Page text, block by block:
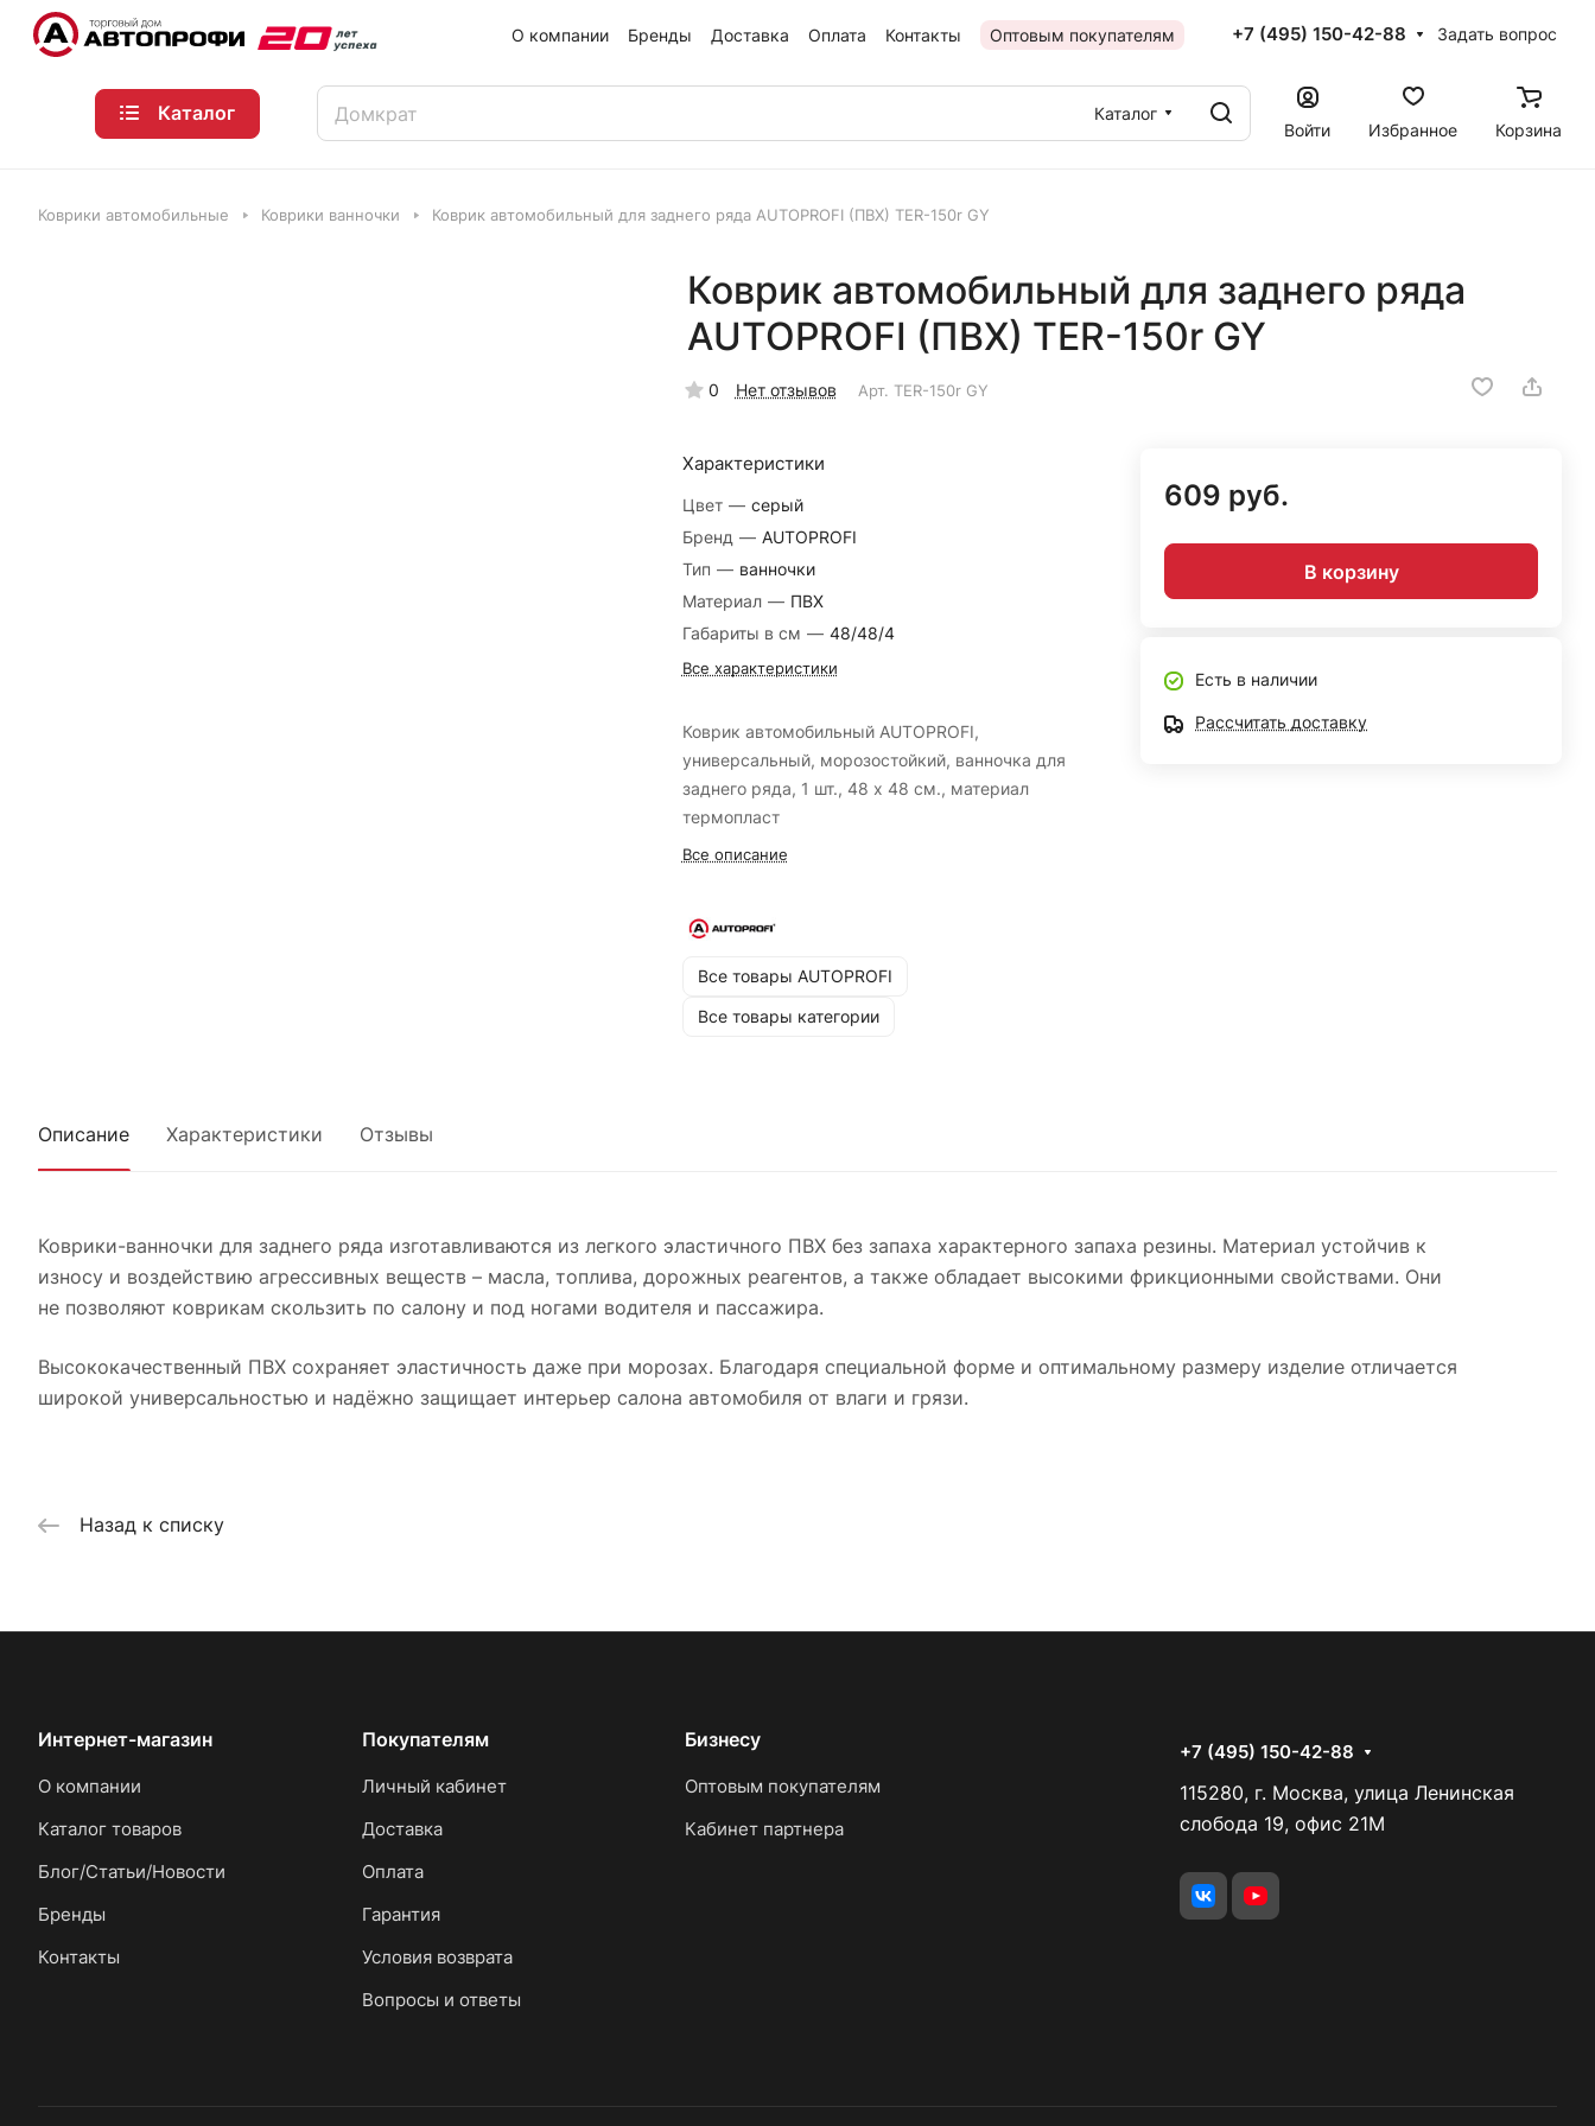
О компании Бренды Доставка Оплата Контакты Оптовым покупателям +7 (495) 150-42-88 Задать вопрос
Каталог
Каталог
Войти
Избранное Корзина
Коврики автомобильные Коврики ванночки Коврик автомобильный для заднего ряда AUTOPROFI (ПВХ) TER-150r GY
Коврик автомобильный для заднего ряда
AUTOPROFI (ПВХ) TER-150r GY
0 Нет отзывов Арт. TER-150r GY
Характеристики
Цвет — серый
Бренд — AUTOPROFI
Тип — ванночки
Материал — ПВХ
Габариты в см — 48/48/4
Все характеристики
Коврик автомобильный AUTOPROFI,
универсальный, морозостойкий, ванночка для
заднего ряда, 1 шт., 48 х 48 см., материал
термопласт
Все описание
Все товары AUTOPROFI
Все товары категории
609 руб.
В корзину
Есть в наличии
Рассчитать доставку
Описание Характеристики Отзывы
Коврики-ванночки для заднего ряда изготавливаются из легкого эластичного ПВХ без запаха характерного запаха резины. Материал устойчив к
износу и воздействию агрессивных веществ – масла, топлива, дорожных реагентов, а также обладает высокими фрикционными свойствами. Они
не позволяют коврикам скользить по салону и под ногами водителя и пассажира.
Высококачественный ПВХ сохраняет эластичность даже при морозах. Благодаря специальной форме и оптимальному размеру изделие отличается
широкой универсальностью и надёжно защищает интерьер салона автомобиля от влаги и грязи.
Назад к списку
Интернет-магазин
О компании
Каталог товаров
Блог/Статьи/Новости
Бренды
Контакты
Покупателям
Личный кабинет
Доставка
Оплата
Гарантия
Условия возврата
Вопросы и ответы
Бизнесу
Оптовым покупателям
Кабинет партнера
+7 (495) 150-42-88
115280, г. Москва, улица Ленинская
слобода 19, офис 21М